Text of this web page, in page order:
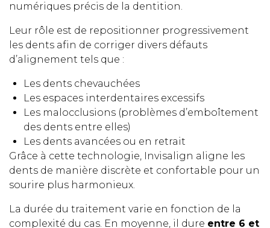
numériques précis de la dentition.
Leur rôle est de repositionner progressivement
les dents afin de corriger divers défauts
d’alignement tels que :
Les dents chevauchées
Les espaces interdentaires excessifs
Les malocclusions (problèmes d’emboîtement
des dents entre elles)
Les dents avancées ou en retrait
Grâce à cette technologie, Invisalign aligne les
dents de manière discrète et confortable pour un
sourire plus harmonieux.
La durée du traitement varie en fonction de la
complexité du cas. En moyenne, il dure entre 6 et